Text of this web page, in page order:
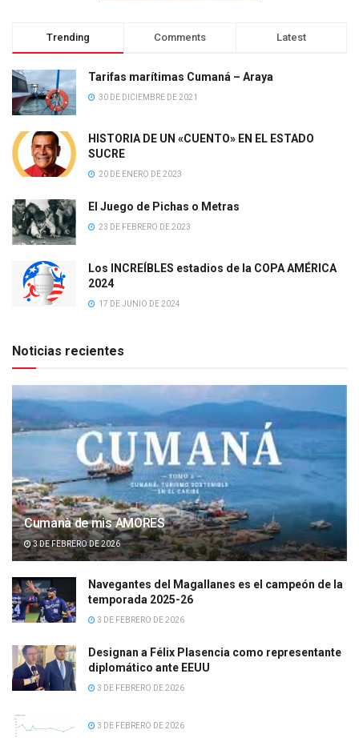
Trending Comments Latest
Tarifas marítimas Cumaná – Araya
30 DE DICIEMBRE DE 2021
HISTORIA DE UN «CUENTO» EN EL ESTADO
SUCRE
20 DE ENERO DE 2023
El Juego de Pichas o Metras
23 DE FEBRERO DE 2023
Los INCREÍBLES estadios de la COPA AMÉRICA
2024
17 DE JUNIO DE 2024
Noticias recientes
Cumanà de mis AMORES
3 DE FEBRERO DE 2026
Navegantes del Magallanes es el campeón de la
temporada 2025-26
3 DE FEBRERO DE 2026
Designan a Félix Plasencia como representante
diplomático ante EEUU
3 DE FEBRERO DE 2026
3 DE FEBRERO DE 2026